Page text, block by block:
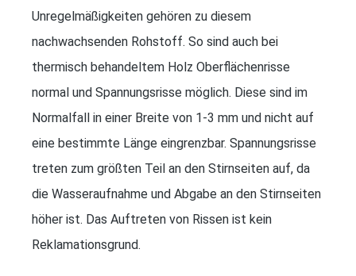
Unregelmäßigkeiten gehören zu diesem
nachwachsenden Rohstoff. So sind auch bei
thermisch behandeltem Holz Oberflächenrisse
normal und Spannungsrisse möglich. Diese sind im
Normalfall in einer Breite von 1-3 mm und nicht auf
eine bestimmte Länge eingrenzbar. Spannungsrisse
treten zum größten Teil an den Stirnseiten auf, da
die Wasseraufnahme und Abgabe an den Stirnseiten
höher ist. Das Auftreten von Rissen ist kein
Reklamationsgrund.